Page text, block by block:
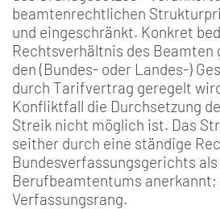
beamtenrechtlichen
und eingeschränkt. Konkret
Rechtsverhältnis des Beamten
den (Bundes- oder Landes-)
durch Tarifvertrag geregelt
Konfliktfall die Durchsetzung
Streik nicht möglich ist. Das
seither durch eine ständige
Bundesverfassungsgerichts
Berufbeamtentums
Verfassungsrang.